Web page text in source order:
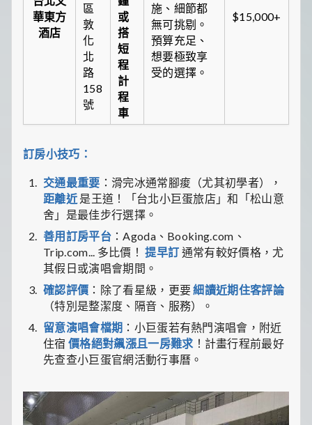
華東方
酒店
區
敦
化
北
路
158
號
或
搭
短
程
計
程
車
施、細節都
無可挑剔。
預算充足、
想要極致享
受的選擇。
$15,000+
訂房小技巧：
交通最重要 ：滑完冰通常腳痠（尤其初學者），
距離近是王道！「台北小巨蛋旅店」和「松山意
舍」是最佳步行選擇。
善用訂房平台：Agoda、Booking.com、
Trip.com... 多比價！提早訂 通常有較好價格，尤
其假日或演唱會期間。
確認評價 ：除了看星級，更要細讀近期住客評論
（特別是整潔度、隔音、服務）。
留意演唱會檔期 ：小巨蛋若有熱門演唱會，附近
住宿 價格絕對飆漲且一房難求 ！計畫行程前最好
先查查小巨蛋官網活動行事曆。